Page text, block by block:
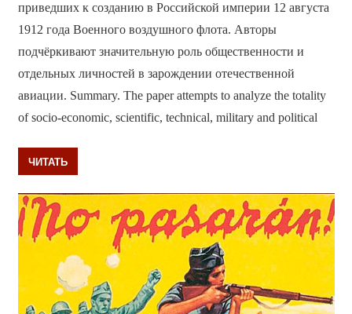
приведших к созданию в Российской империи 12 августа
1912 года Военного воздушного флота. Авторы
подчёркивают значительную роль общественности и
отдельных личностей в зарождении отечественной
авиации. Summary. The paper attempts to analyze the totality
of socio-economic, scientific, technical, military and political
ЧИТАТЬ